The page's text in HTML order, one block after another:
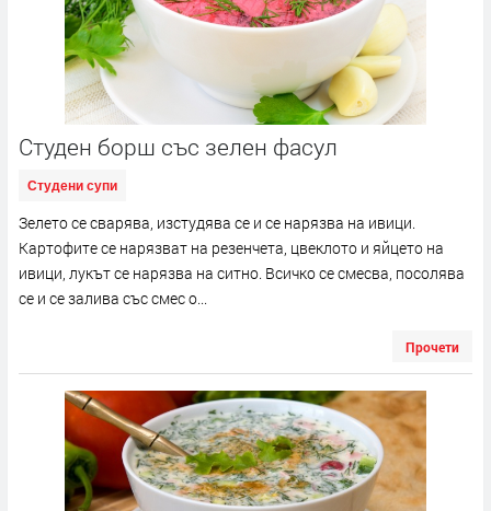
Студен борш със зелен фасул
Студени супи
Зелето се сварява, изстудява се и се нарязва на ивици.
Картофите се нарязват на резенчета, цвеклото и яйцето на
ивици, лукът се нарязва на ситно. Всичко се смесва, посолява
се и се залива със смес о...
Прочети